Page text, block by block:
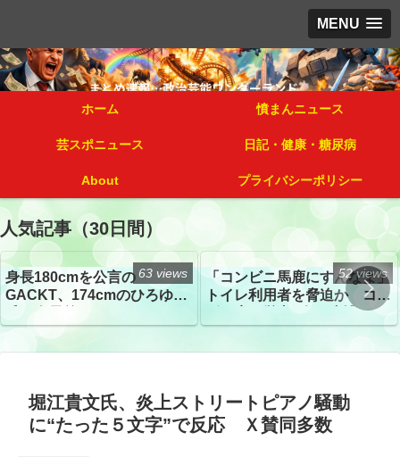
MENU
ホーム 憤まんニュース
芸スポニュース 日記・健康・糖尿病
About プライバシーポリシー
人気記事（30日間）
身長180cmを公言の
GACKT、174cmのひろゆき
トざわつき イベントでの写
真が話題
63 views
「コンビニ馬鹿にすんなよ」
トイレ利用者を脅迫か コン
52 views
堀江貴文氏、炎上ストリートピアノ騒動
に“たった５文字”で反応 Ｘ賛同多数